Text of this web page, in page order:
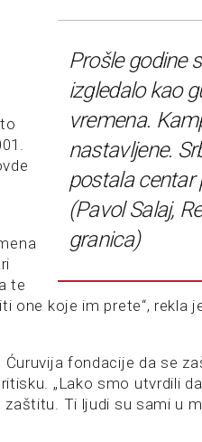
Prošle godine
izgledalo kao
vremena.
nastavljene.
postala centar
(Pavol Salaj,
granica)
te
one koje im prete“, rekla
fondacije da se
„Lako smo utvrdili
Ti ljudi su sami u